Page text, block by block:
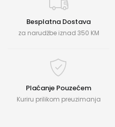
Besplatna Dostava
za narudžbe iznad 350 KM
Plaćanje Pouzećem
Kuriru prilikom preuzimanja